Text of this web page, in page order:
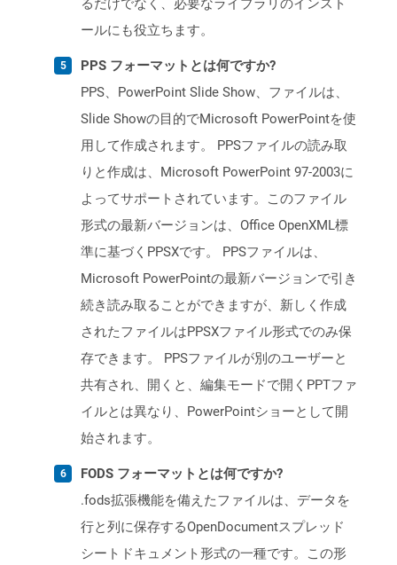
るだけでなく、必要なライブラリのインスト
ールにも役立ちます。
PPS フォーマットとは何ですか?
PPS、PowerPoint Slide Show、ファイルは、
Slide Showの目的でMicrosoft PowerPointを使
用して作成されます。 PPSファイルの読み取
りと作成は、Microsoft PowerPoint 97-2003に
よってサポートされています。このファイル
形式の最新バージョンは、Office OpenXML標
準に基づくPPSXです。 PPSファイルは、
Microsoft PowerPointの最新バージョンで引き
続き読み取ることができますが、新しく作成
されたファイルはPPSXファイル形式でのみ保
存できます。 PPSファイルが別のユーザーと
共有され、開くと、編集モードで開くPPTファ
イルとは異なり、PowerPointショーとして開
始されます。
FODS フォーマットとは何ですか?
.fods拡張機能を備えたファイルは、データを
行と列に保存するOpenDocumentスプレッド
シートドキュメント形式の一種です。この形